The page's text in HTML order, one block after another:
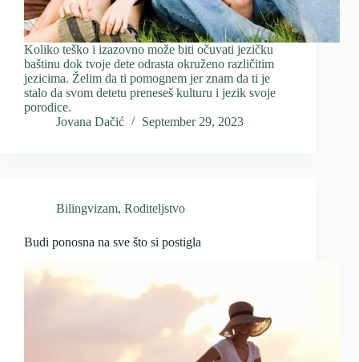
Koliko teško i izazovno može biti očuvati jezičku
baštinu dok tvoje dete odrasta okruženo različitim
jezicima. Želim da ti pomognem jer znam da ti je
stalo da svom detetu preneseš kulturu i jezik svoje
porodice.
Jovana Dačić
September 29, 2023
Bilingvizam, Roditeljstvo
Budi ponosna na sve što si postigla